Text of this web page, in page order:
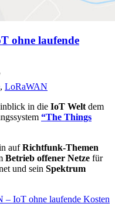
ohne laufende
, LoRaWAN
in die IoT Welt dem
“The Things
aufRichtfunk-Themen
Betrieb offener Netze für
und sein Spektrum
– IoT ohne laufende Kosten